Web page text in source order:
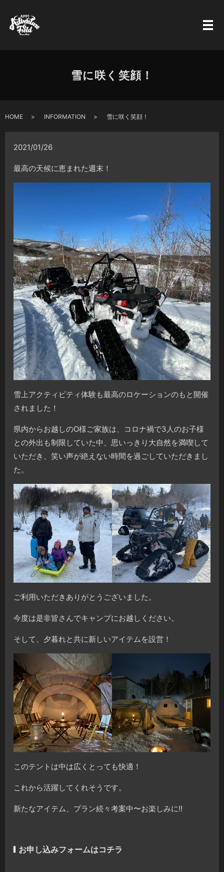
雪に咲く笑顔！
HOME INFORMATION 雪に咲く笑顔！
2021/01/26
最高の天候に恵まれた週末！
雪上アクティビティ体験も最高のロケーションのもと開催
されました！
県内からお越しのO様ご家族は、コロナ禍で3人のお子様
との外出も制限していた中、思いっきり大自然を満喫して
いただき、笑い声が絶えない時間を過ごしていただきまし
た。
ご利用いただきありがとうございました。
今度は是非皆さんでキャンプにお越しください。
そして、夕暮れと共に新しいアイテムを設営！
このテントは中は広くとっても快適！
これから活躍してくれそうです。
新たなアイテム、プラン続々考案中〜お楽しみに!!
お申し込みフォームはコチラ